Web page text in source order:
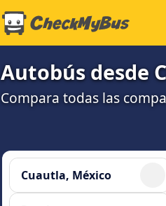
Autobús desde
Compara todas las